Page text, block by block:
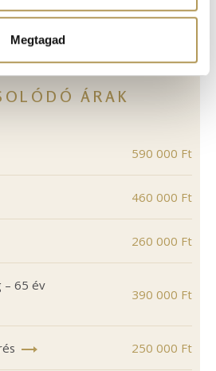
gyűjtöttek.
Megtagad
ÁRAK
590 000 Ft
460 000 Ft
260 000 Ft
– 65 év
390 000 Ft
250 000 Ft